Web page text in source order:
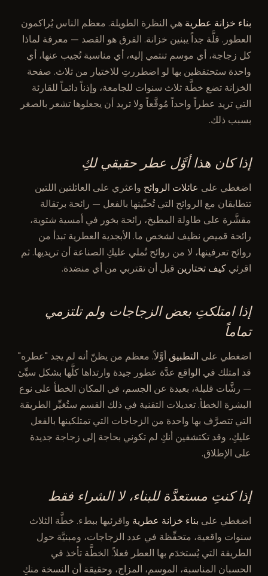
بناء خزانة عطرية هي النظرة الطويلة. معظم الناس يُراكمون
العطور. قلَّة جداً يبنين خزانة. الفرق هو القصد — معرفة لماذا
كل زجاجة، أي موسم تنتمي إليه، أي مناسبة تُجيب عنها، أي
واحدة ستحتفظين بها لو اضطررتِ للاختيار من ثلاث. صفحة
الخزانة تضع خطَّة ثلاث سنوات للجامعة، وإذناً دائماً للقارئة
التي تريد عطراً واحداً مُوقَّعاً ولا تريد أن يجعلوها تشعر بالصغر
بسبب ذلك.
إذا كان هذا أوَّل عطر حقيقي لكِ
اضغطي على عائلات الروائح واعثري على العائلتين اللتين
تتطابقان مع الروائح التي تُحبِّينها بالفعل — رائحة برتقالة
مقشَّرة على طاولة المطبخ، رائحة بخور في أمسية شتوية،
رائحة قميص نظيف لشخص ما. الأبجدية العطرية تبدأ من
روائح تعرفينها، لا من روائح تُملي عليكِ الصناعة أن تريديها. ثم
اقرئي كيف تختارين قبل أن تقتربي من أي منضدة.
إذا امتلكتِ بعض الزجاجات ولم تلتزمي
تماماً
اضغطي على التطبيق أوَّلاً. معظم من يظنّ أنه لم يجد "عطره"
قد امتلك في الواقع عدَّة عطور جيدة وارتداها كلَّها بشكل سيِّئ
— رشَّات قليلة، بعيدة عن الجسم، في المكان الخطأ على نوع
البشرة الخطأ. تعديلات التقنية في ذلك القسم ستُغيِّر الطريقة
التي تتصرَّف بها واحدة من الزجاجات التي تمتلكينها بالفعل
عليكِ، وقد تكتشفين أنكِ لم تكوني بحاجة إلى زجاجة جديدة
على الإطلاق.
إذا كنتِ مستعدَّة للبناء، لا الشراء فقط
اضغطي على بناء خزانة عطرية واقرئيها ببطء. خطَّة الثلاث
سنوات واقعية، متحفِّظة في عدد الزجاجات، ومبنيَّة حول
الطريقة التي يُستخدَم بها العطر فعلاً. الخطَّة تأخذ في
الحسبان المناسبة، الموسم، المزاج، وحقيقة أن النسخة منكِ